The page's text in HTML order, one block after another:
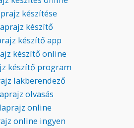
készítése
készítő
készítő app
készítő online
készítő program
lakberendező
olvasás
online
online ingyen